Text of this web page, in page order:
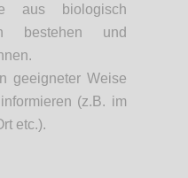
aus biologisch
bestehen und
geeigneter Weise
(z.B. im
etc.).